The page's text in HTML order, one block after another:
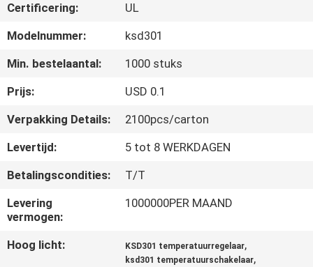
FABRIEKSREIS
KWALITEITSCONTROLE
CONTACTEER
ONS
NIEUWS
ALLE
GEVALLEN
Certificering:
UL
Modelnummer:
ksd301
Min. bestelaantal:
1000 stuks
Prijs:
USD 0.1
Verpakking Details:
2100pcs/carton
Levertijd:
5 tot 8 WERKDAGEN
Betalingscondities:
T/T
Levering
vermogen:
1000000PER MAAND
Hoog licht: KSD301 temperatuurregelaar,
ksd301 temperatuurschakelaar,